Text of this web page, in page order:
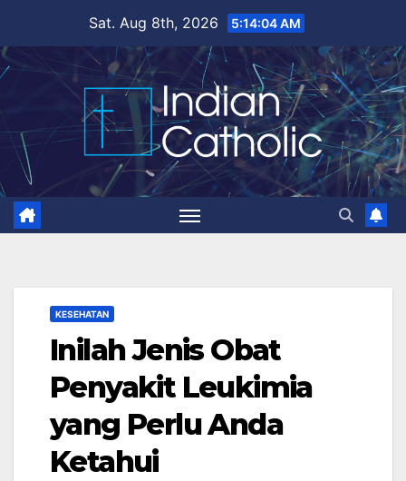
content
Sat. Aug 8th, 2026 5:14:05 AM
KESEHATAN
Inilah Jenis Obat
Penyakit Leukimia
yang Perlu Anda
Ketahui